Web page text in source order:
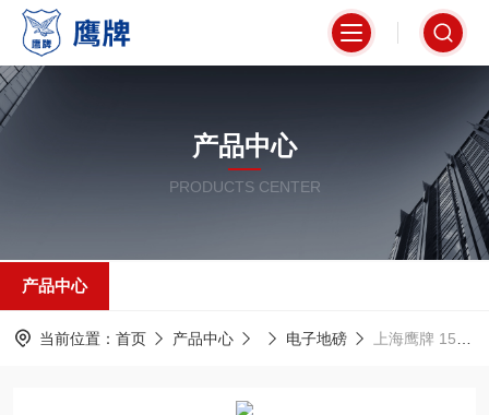
产品中心
PRODUCTS CENTER
产品中心
当前位置： 首页 产品中心 电子地磅 上海鹰牌 150kg电子台秤